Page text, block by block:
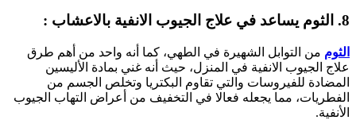
8. الثوم يساعد في علاج الجيوب الانفية بالاعشاب :
الثوم من التوابل الشهيرة في الطهي، كما أنه واحد من أهم طرق
علاج الجيوب الانفية في المنزل، حيث أنه غني بمادة الأليسين
المضادة للفيروسات والتي تقاوم البكتريا وتخلص الجسم من
الفطريات، مما يجعله فعالا في التخفيف من أعراض التهاب الجيوب
الأنفية.